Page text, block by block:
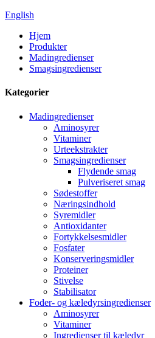
English
Hjem
Produkter
Madingredienser
Smagsingredienser
Kategorier
Madingredienser
Aminosyrer
Vitaminer
Urteekstrakter
Smagsingredienser
Flydende smag
Pulveriseret smag
Sødestoffer
Næringsindhold
Syremidler
Antioxidanter
Fortykkelsesmidler
Fosfater
Konserveringsmidler
Proteiner
Stivelse
Stabilisator
Foder- og kæledyrsingredienser
Aminosyrer
Vitaminer
Ingredienser til kæledyr